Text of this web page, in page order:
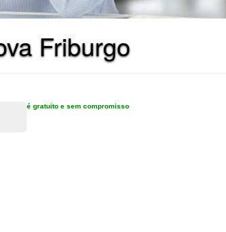
Friburgo
é gratuito e sem compromisso